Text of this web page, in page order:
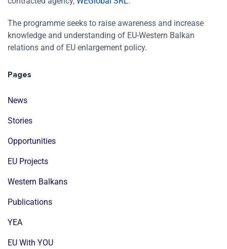
The programme seeks to raise awareness and increase
knowledge and understanding of EU-Western Balkan
relations and of EU enlargement policy.
Pages
News
Stories
Opportunities
EU Projects
Western Balkans
Publications
YEA
EU With YOU